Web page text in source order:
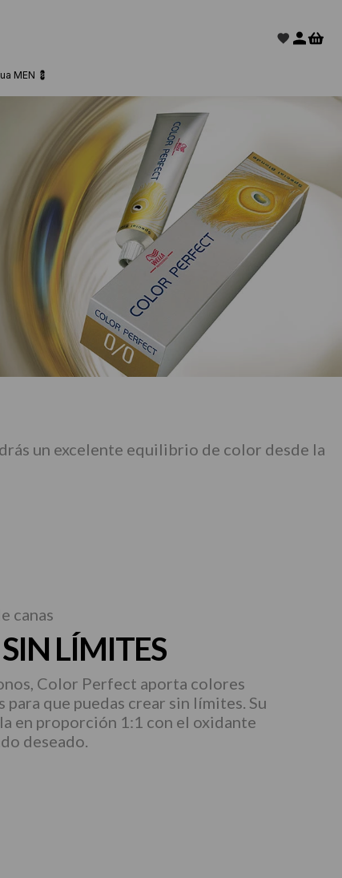
MEN 💈
un excelente equilibrio de color desde la
canas
LÍMITES
Color Perfect aporta colores
que puedas crear sin límites. Su
en proporción 1:1 con el oxidante
deseado.